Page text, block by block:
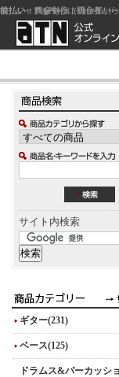
ジャズを中心に初心者か
サイト内検索
ギター(231)
ベース(125)
ドラムス&パーカッシ
前払い：クレジットカード（
後払い：代金引換（現金払い
前払い：PayPay